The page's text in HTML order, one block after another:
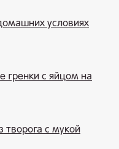
условиях
гренки с яйцом на
творога с мукой